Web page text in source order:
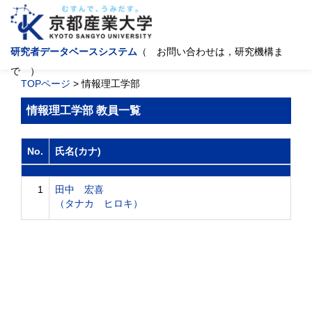
研究者データベースシステム （ お問い合わせは，研究機構ま
で ）
TOPページ > 情報理工学部
情報理工学部 教員一覧
No. 氏名(カナ)
1
田中 宏喜
（タナカ ヒロキ）